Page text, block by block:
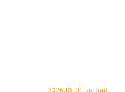
2026.05.01 upload